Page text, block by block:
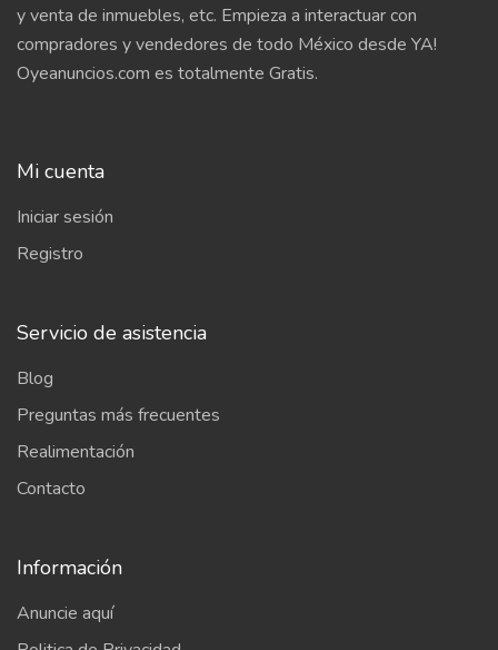
y venta de inmuebles, etc. Empieza a interactuar con
compradores y vendedores de todo México desde YA!
Oyeanuncios.com es totalmente Gratis.
Mi cuenta
Iniciar sesión
Registro
Servicio de asistencia
Blog
Preguntas más frecuentes
Realimentación
Contacto
Información
Anuncie aquí